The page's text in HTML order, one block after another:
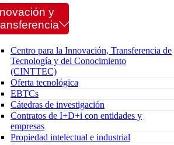
y
Centro para la Innovación, Transferencia de
Tecnología y del Conocimiento
(CINTTEC)
Oferta tecnológica
EBTCs
Cátedras de investigación
Contratos de I+D+i con entidades y
empresas
Propiedad intelectual e industrial